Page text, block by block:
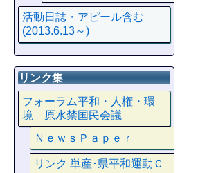
活動日誌・アピール含む
(2013.6.13～)
リンク集
フォーラム平和・人権・環
境 原水禁国民会議
ＮｅｗｓＰａｐｅｒ
リンク 単産･県平和運動Ｃ